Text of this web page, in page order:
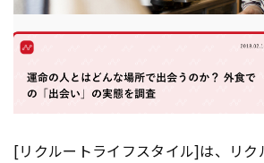
[リクルートライフスタイル]は、リク